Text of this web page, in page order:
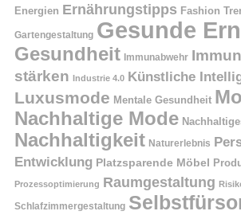
Energien Ernährungstipps Fashion
Gartengestaltung Gesunde
Gesundheit Immunabwehr
stärken Industrie 4.0 Künstliche
Luxusmode Mentale Gesundheit
Nachhaltige Mode
Nachhaltigkeit Naturerlebnis
Entwicklung Platzsparende Möbel
Prozessoptimierung Raumgestaltung
Schlafzimmergestaltung